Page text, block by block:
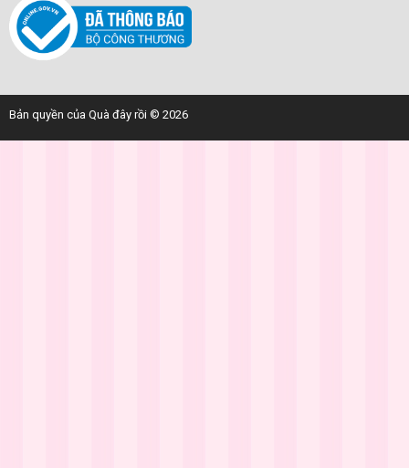
Bản quyền của Quà đây rồi © 2026